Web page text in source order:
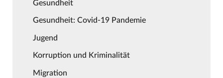
Gesundheit
Gesundheit: Covid-19 Pandemie
Jugend
Korruption und Kriminalität
Migration